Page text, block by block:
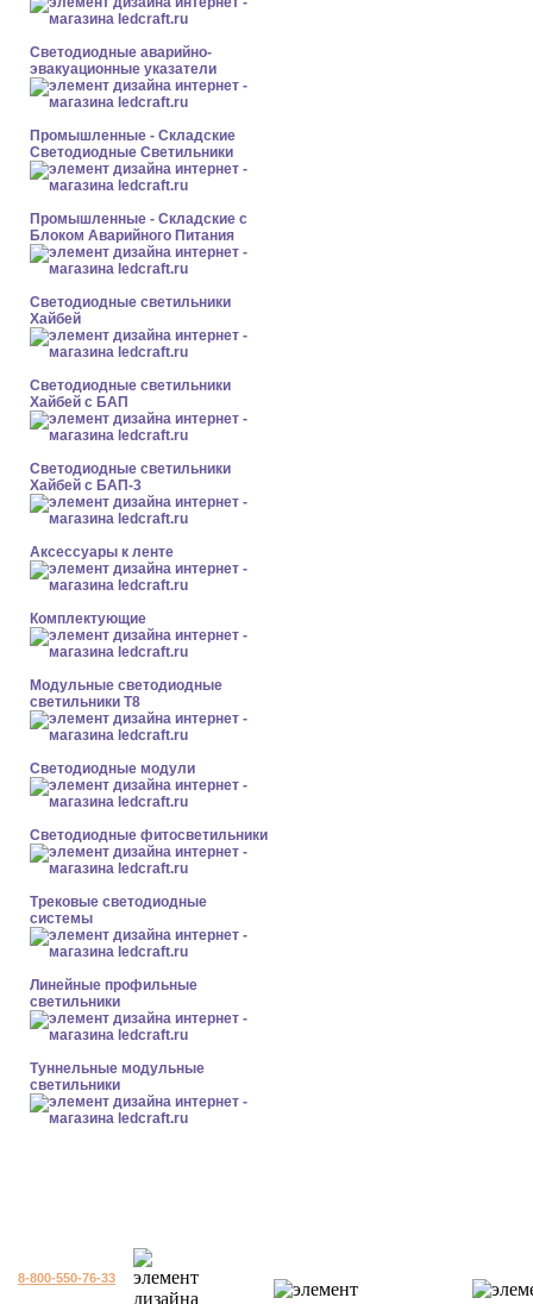
Светодиодные аварийно-
эвакуационные указатели
Промышленные - Складские
Светодиодные Светильники
Промышленные - Складские с
Блоком Аварийного Питания
Светодиодные светильники
Хайбей
Светодиодные светильники
Хайбей с БАП
Светодиодные светильники
Хайбей с БАП-3
Аксессуары к ленте
Комплектующие
Модульные светодиодные
светильники Т8
Светодиодные модули
Светодиодные фитосветильники
Трековые светодиодные
системы
Линейные профильные
светильники
Туннельные модульные
светильники
8-800-550-76-33